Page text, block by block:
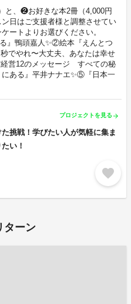
と、❷お好きな本2冊（4,000円
日はご支援者様と調整させてい
ートよりお選びください。
』鴨頭嘉人✨②絵本『えんとつ
でやれ〜大丈夫、あなたは幸せ
営12のメッセージ すべての秘
ある』平井ナナエ✨⑤『日本一
プロジェクトを見る arrow_forward
挑戦！学びたい人が気軽に集ま
い！
favorite
ターン